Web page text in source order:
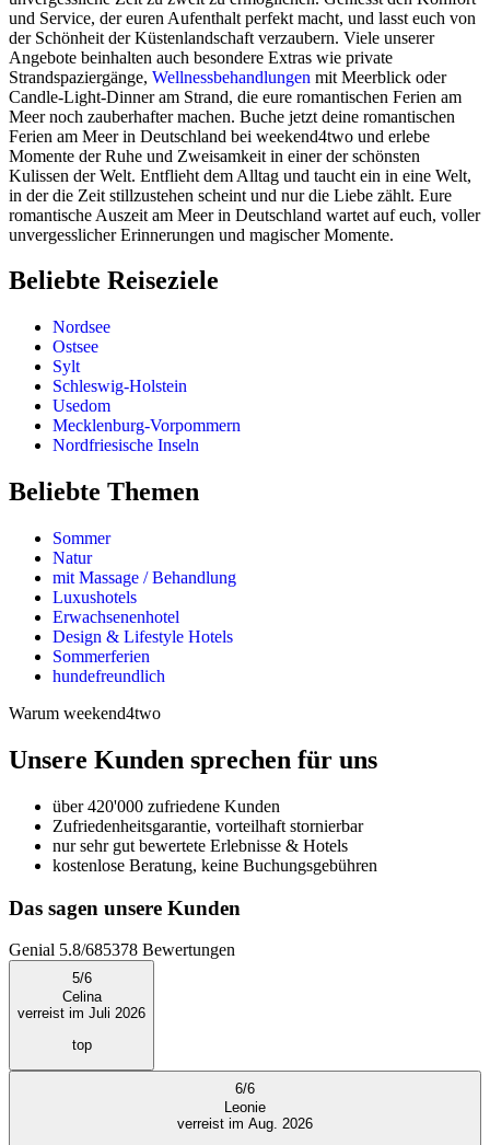
und Service, der euren Aufenthalt perfekt macht, und lasst euch von
der Schönheit der Küstenlandschaft verzaubern. Viele unserer
Angebote beinhalten auch besondere Extras wie private
Strandspaziergänge, Wellnessbehandlungen mit Meerblick oder
Candle-Light-Dinner am Strand, die eure romantischen Ferien am
Meer noch zauberhafter machen. Buche jetzt deine romantischen
Ferien am Meer in Deutschland bei weekend4two und erlebe
Momente der Ruhe und Zweisamkeit in einer der schönsten
Kulissen der Welt. Entflieht dem Alltag und taucht ein in eine Welt,
in der die Zeit stillzustehen scheint und nur die Liebe zählt. Eure
romantische Auszeit am Meer in Deutschland wartet auf euch, voller
unvergesslicher Erinnerungen und magischer Momente.
Beliebte Reiseziele
Nordsee
Ostsee
Sylt
Schleswig-Holstein
Usedom
Mecklenburg-Vorpommern
Nordfriesische Inseln
Beliebte Themen
Sommer
Natur
mit Massage / Behandlung
Luxushotels
Erwachsenenhotel
Design & Lifestyle Hotels
Sommerferien
hundefreundlich
Warum weekend4two
Unsere Kunden sprechen für uns
über 420'000 zufriedene Kunden
Zufriedenheitsgarantie, vorteilhaft stornierbar
nur sehr gut bewertete Erlebnisse & Hotels
kostenlose Beratung, keine Buchungsgebühren
Das sagen unsere Kunden
Genial 5.8/685378 Bewertungen
5/6
Celina
verreist im Juli 2026
top
6/6
Leonie
verreist im Aug. 2026